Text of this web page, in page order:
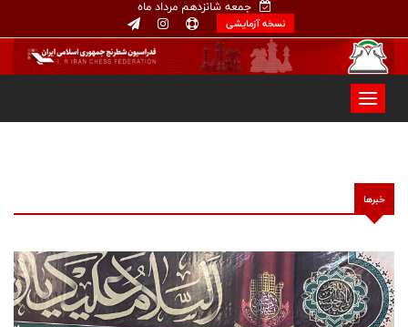
جمعه شانزدهم مرداد ماه
نسخه آزمایشی
خبرها